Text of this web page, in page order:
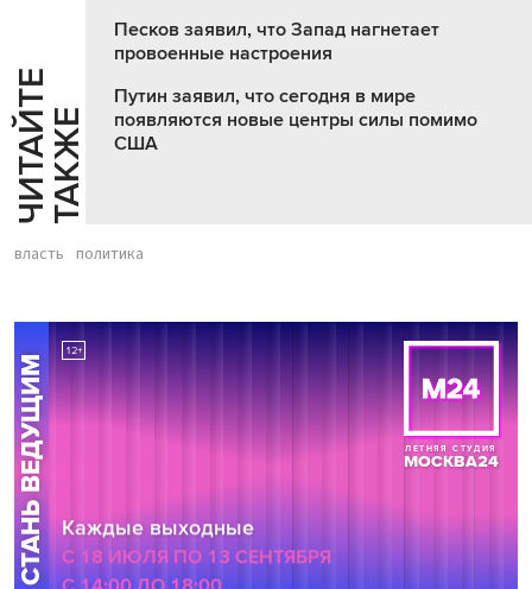
Ч
И
Т
АЙ
Т
Е
Т
А
К
ЖЕ
Песков заявил, что Запад нагнетает
провоенные настроения
Путин заявил, что сегодня в мире
появляются новые центры силы помимо
США
власть политика